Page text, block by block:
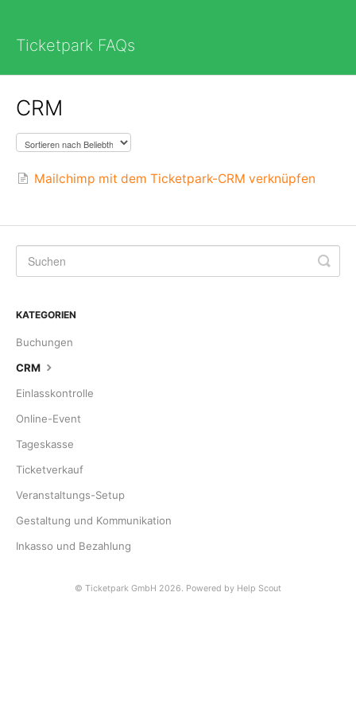
Ticketpark FAQs
CRM
Mailchimp mit dem Ticketpark-CRM verknüpfen
KATEGORIEN
Buchungen
CRM
Einlasskontrolle
Online-Event
Tageskasse
Ticketverkauf
Veranstaltungs-Setup
Gestaltung und Kommunikation
Inkasso und Bezahlung
© Ticketpark GmbH 2026. Powered by Help Scout